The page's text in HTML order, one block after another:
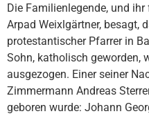
Die Familienlegende, und
Arpad Weixlgärtner, besagt,
protestantischer Pfarrer in
Sohn, katholisch geworden,
ausgezogen. Einer seiner
Zimmermann Andreas
geboren wurde: Johann